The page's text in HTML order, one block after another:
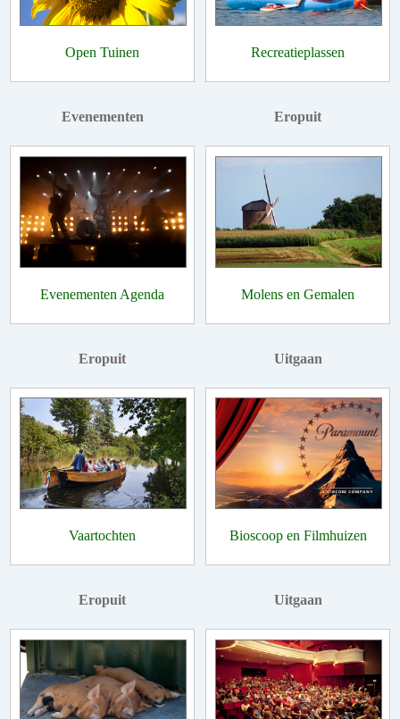
Open Tuinen Recreatieplassen
Evenementen
Evenementen Agenda
Eropuit
Molens en Gemalen
Eropuit
Vaartochten
Uitgaan
Bioscoop en Filmhuizen
Eropuit Uitgaan